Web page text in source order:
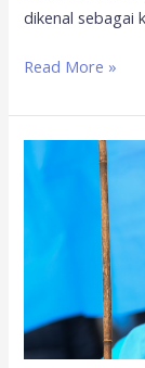
dikenal sebagai
Read More »
KAMMI
Minta
Informasi
Terkait